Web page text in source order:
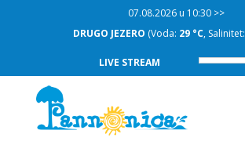
07.08.2026 u 10:30 >>
DRUGO JEZERO (Voda: 29 °C, Salinitet:
LIVE STREAM